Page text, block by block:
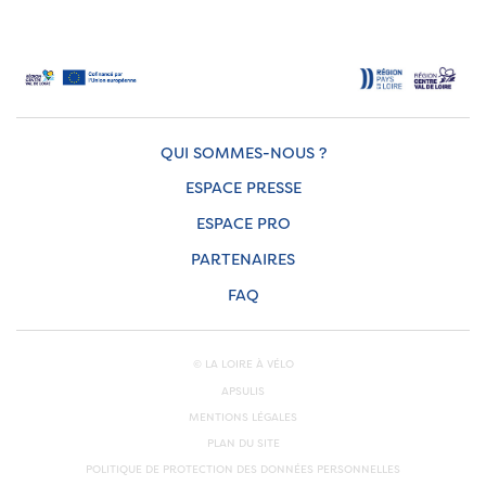
QUI SOMMES-NOUS ?
ESPACE PRESSE
ESPACE PRO
PARTENAIRES
FAQ
© LA LOIRE À VÉLO
APSULIS
MENTIONS LÉGALES
PLAN DU SITE
POLITIQUE DE PROTECTION DES DONNÉES PERSONNELLES